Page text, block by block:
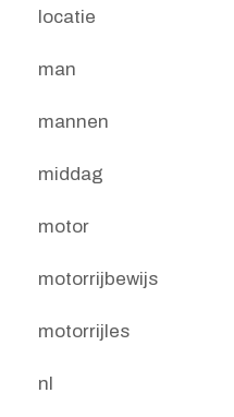
locatie
man
mannen
middag
motor
motorrijbewijs
motorrijles
nl